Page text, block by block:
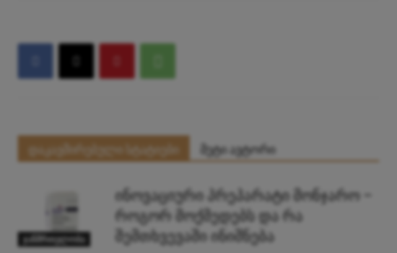
დაკავშირებული სტატიები მეტი ავტორი
ჯანმრთელობა
ინოვაციური პრეპარატი მონჯარო –
როგორ მოქმედებს და რა
შემთხვევაში ინიშნება